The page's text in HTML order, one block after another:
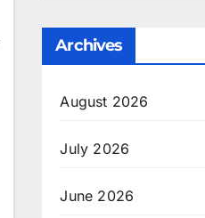
Archives
August 2026
July 2026
June 2026